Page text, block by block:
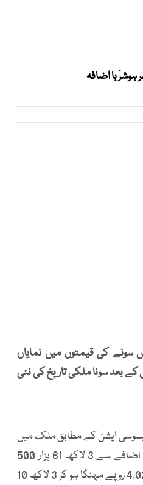
ہوشرُبا اضافہ
سونے کی قیمتوں میں نمایاں
بعد سونا ملکی تاریخ کی نئی
ایسوسی ایشن کے مطابق ملک میں
فی تولہ سونا 4,600 روپے کے اضافے سے 3 لاکھ 61 ہزار 500
روپے کا ہو گیا 10 گرام سونا 4,023 روپے مہنگا ہو کر 3 لاکھ 10